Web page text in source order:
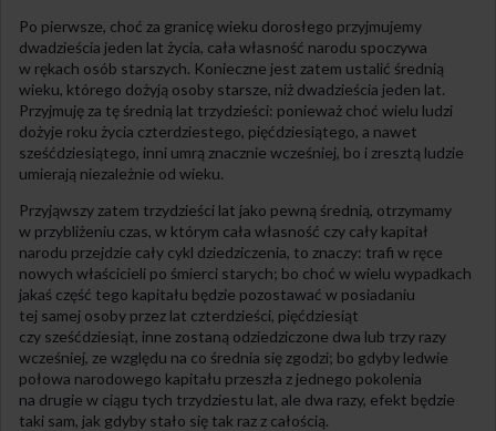
Po pierwsze, choć za granicę wieku dorosłego przyjmujemy
dwadzieścia jeden lat życia, cała własność narodu spoczywa
w rękach osób starszych. Konieczne jest zatem ustalić średnią
wieku, którego dożyją osoby starsze, niż dwadzieścia jeden lat.
Przyjmuję za tę średnią lat trzydzieści: ponieważ choć wielu ludzi
dożyje roku życia czterdziestego, pięćdziesiątego, a nawet
sześćdziesiątego, inni umrą znacznie wcześniej, bo i zresztą ludzie
umierają niezależnie od wieku.
Przyjąwszy zatem trzydzieści lat jako pewną średnią, otrzymamy
w przybliżeniu czas, w którym cała własność czy cały kapitał
narodu przejdzie cały cykl dziedziczenia, to znaczy: trafi w ręce
nowych właścicieli po śmierci starych; bo choć w wielu wypadkach
jakaś część tego kapitału będzie pozostawać w posiadaniu
tej samej osoby przez lat czterdzieści, pięćdziesiąt
czy sześćdziesiąt, inne zostaną odziedziczone dwa lub trzy razy
wcześniej, ze względu na co średnia się zgodzi; bo gdyby ledwie
połowa narodowego kapitału przeszła z jednego pokolenia
na drugie w ciągu tych trzydziestu lat, ale dwa razy, efekt będzie
taki sam, jak gdyby stało się tak raz z całością.